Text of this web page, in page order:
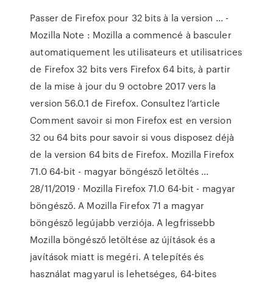
Passer de Firefox pour 32 bits à la version ... -
Mozilla Note : Mozilla a commencé à basculer
automatiquement les utilisateurs et utilisatrices
de Firefox 32 bits vers Firefox 64 bits, à partir
de la mise à jour du 9 octobre 2017 vers la
version 56.0.1 de Firefox. Consultez l’article
Comment savoir si mon Firefox est en version
32 ou 64 bits pour savoir si vous disposez déjà
de la version 64 bits de Firefox. Mozilla Firefox
71.0 64-bit - magyar böngésző letöltés ...
28/11/2019 · Mozilla Firefox 71.0 64-bit - magyar
böngésző. A Mozilla Firefox 71 a magyar
böngésző legújabb verziója. A legfrissebb
Mozilla böngésző letöltése az újítások és a
javítások miatt is megéri. A telepítés és
használat magyarul is lehetséges, 64-bites